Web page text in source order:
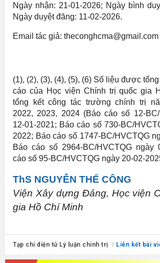
Ngày nhận: 21-01-2026; Ngày bình
Ngày duyệt đăng: 11-02-2026.
Email tác giả: theconghcma@gmail.com
(1), (2), (3), (4), (5), (6) Số liệu được
cáo của Học viện Chính trị quốc gia
tổng kết công tác trường chính trị
2022, 2023, 2024 (Báo cáo số 12-
12-01-2021; Báo cáo số 730-BC/
2022; Báo cáo số 1747-BC/HVCTQG
Báo cáo số 2964-BC/HVCTQG ngày
cáo số 95-BC/HVCTQG ngày 20-02-
ThS NGUYỄN THẾ CÔNG
Viện Xây dựng Đảng, Học viện
gia Hồ Chí Minh
Tạp chí điện tử Lý luận chính trị Liên kết bài